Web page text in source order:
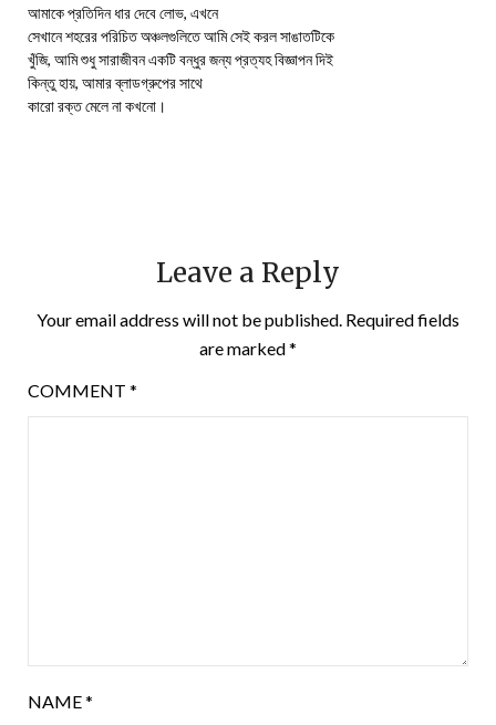
আমাকে প্রতিদিন ধার দেবে লোভ, এখনে
সেখানে শহরের পরিচিত অঞ্চলগুলিতে আমি সেই করল সাঙাতটিকে
খুঁজি, আমি শুধু সারাজীবন একটি বন্ধুর জন্য প্রত্যহ বিজ্ঞাপন দিই
কিন্তু হায়, আমার ব্লাডগ্রুপের সাথে
কারো রক্ত মেলে না কখনো।
Leave a Reply
Your email address will not be published. Required fields
are marked*
COMMENT *
NAME*